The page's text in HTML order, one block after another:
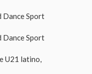
Dance Sport
Dance Sport
U21 latino,